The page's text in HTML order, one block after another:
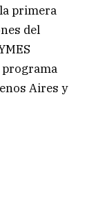
primera
del
Aires y